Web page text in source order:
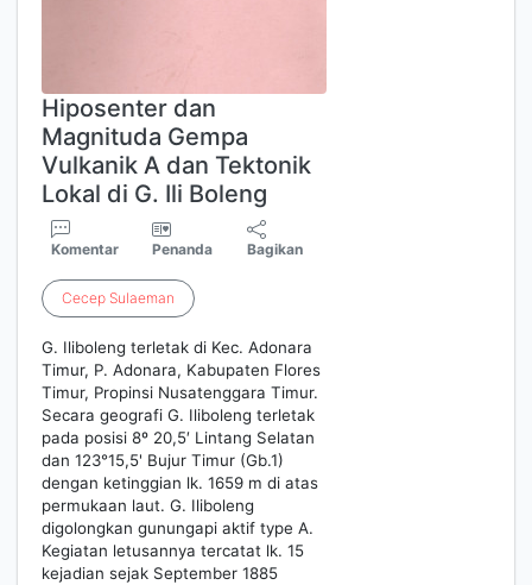
Hiposenter dan
Magnituda Gempa
Vulkanik A dan Tektonik
Lokal di G. Ili Boleng
Komentar Penanda Bagikan
Cecep Sulaeman
G. Iliboleng terletak di Kec. Adonara
Timur, P. Adonara, Kabupaten Flores
Timur, Propinsi Nusatenggara Timur.
Secara geografi G. Iliboleng terletak
pada posisi 8º 20,5′ Lintang Selatan
dan 123°15,5' Bujur Timur (Gb.1)
dengan ketinggian lk. 1659 m di atas
permukaan laut. G. Iliboleng
digolongkan gunungapi aktif type A.
Kegiatan letusannya tercatat lk. 15
kejadian sejak September 1885